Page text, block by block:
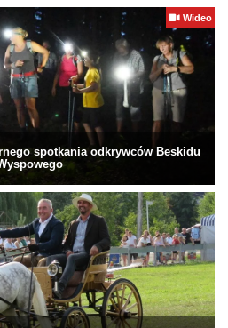
Wideo
spotkania odkrywców Beskidu